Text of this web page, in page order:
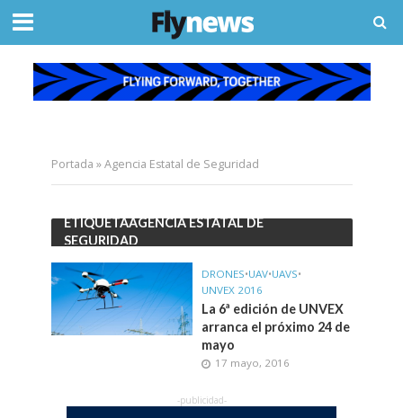
Portada »Agencia Estatal de Seguridad
ETIQUETAAGENCIA ESTATAL DE
SEGURIDAD
DRONES•UAV•UAVS•
UNVEX 2016
La 6ª edición de UNVEX
arranca el próximo 24 de
mayo
17 mayo, 2016